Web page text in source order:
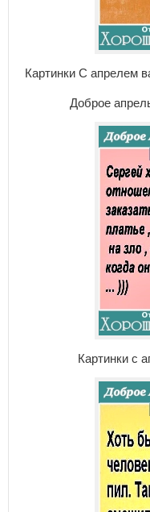
Картинки С апрелем
Доброе
Картинки с